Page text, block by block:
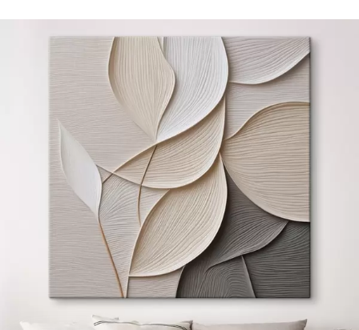
Premium
Eco-Premium
Hind Alates .00